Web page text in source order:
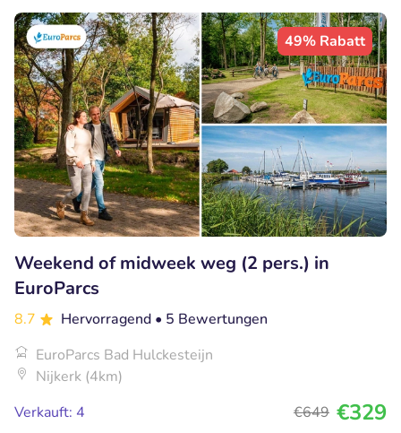
49% Rabatt
Weekend of midweek weg (2 pers.) in
EuroParcs
8.7 Hervorragend • 5 Bewertungen
EuroParcs Bad Hulckesteijn
Nijkerk (4km)
Verkauft: 4
€649 €329